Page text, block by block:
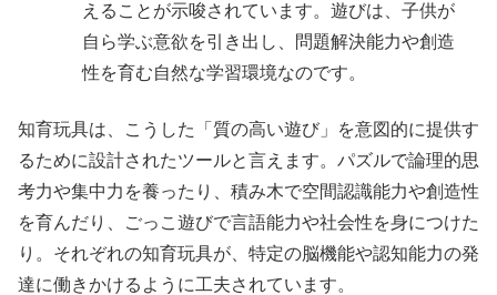
えることが示唆されています。遊びは、子供が
自ら学ぶ意欲を引き出し、問題解決能力や創造
性を育む自然な学習環境なのです。
知育玩具は、こうした「質の高い遊び」を意図的に提供す
るために設計されたツールと言えます。パズルで論理的思
考力や集中力を養ったり、積み木で空間認識能力や創造性
を育んだり、ごっこ遊びで言語能力や社会性を身につけた
り。それぞれの知育玩具が、特定の脳機能や認知能力の発
達に働きかけるように工夫されています。